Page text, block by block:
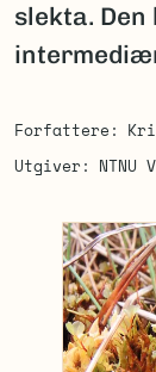
slekta. Den
Forfattere
Utgiver
NTNU